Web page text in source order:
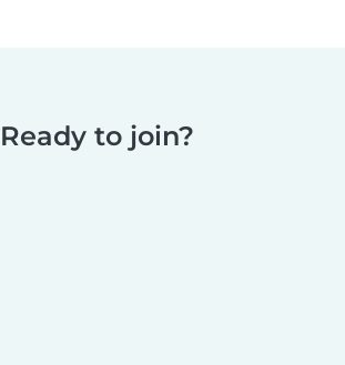
Ready to join?